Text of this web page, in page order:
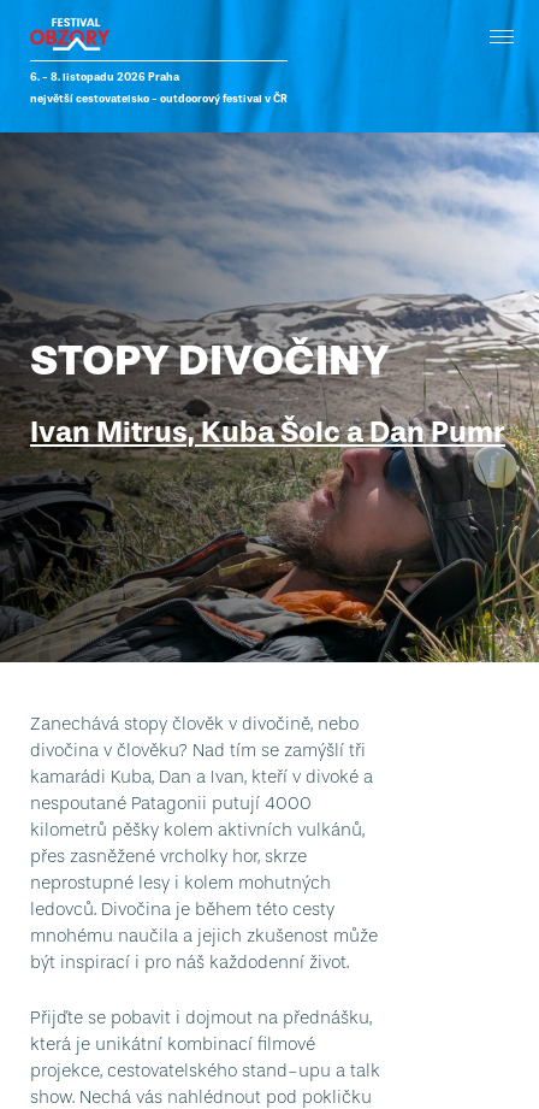
6. - 8. listopadu 2026 Praha
největší cestovatelsko - outdoorový festival v ČR
STOPY DIVOČINY
Ivan Mitrus, Kuba Šolc a Dan Pumr
Zanechává stopy člověk v divočině, nebo
divočina v člověku? Nad tím se zamýšlí tři
kamarádi Kuba, Dan a Ivan, kteří v divoké a
nespoutané Patagonii putují 4000
kilometrů pěšky kolem aktivních vulkánů,
přes zasněžené vrcholky hor, skrze
neprostupné lesy i kolem mohutných
ledovců. Divočina je během této cesty
mnohému naučila a jejich zkušenost může
být inspirací i pro náš každodenní život.
Přijďte se pobavit i dojmout na přednášku,
která je unikátní kombinací filmové
projekce, cestovatelského stand-upu a talk
show. Nechá vás nahlédnout pod pokličku